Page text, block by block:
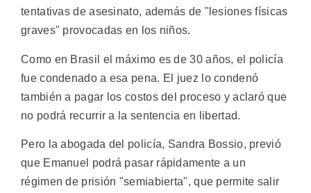
tentativas de asesinato, además de "lesiones físicas
graves" provocadas en los niños.
Como en Brasil el máximo es de 30 años, el policía
fue condenado a esa pena. El juez lo condenó
también a pagar los costos del proceso y aclaró que
no podrá recurrir a la sentencia en libertad.
Pero la abogada del policía, Sandra Bossio, previó
que Emanuel podrá pasar rápidamente a un
régimen de prisión "semiabierta", que permite salir